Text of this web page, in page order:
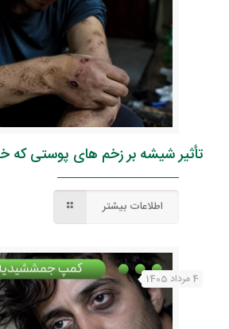
تأثیر شیشه بر زخم های پوستی که
اطلاعات بیشتر
4 مرداد 1405